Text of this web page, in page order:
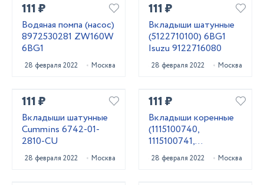
111 ₽
Водяная помпа (насос)
8972530281 ZW160W
6BG1
28 февраля 2022 Москва
111 ₽
Вкладыши шатунные
(5122710100) 6BG1
Isuzu 9122716080
28 февраля 2022 Москва
111 ₽
Вкладыши шатунные
Cummins 6742-01-
2810-CU
28 февраля 2022 Москва
111 ₽
Вкладыши коренные
(1115100740,
1115100741,
1115100742) 6BG1
Isuzu 1115100743
28 февраля 2022 Москва